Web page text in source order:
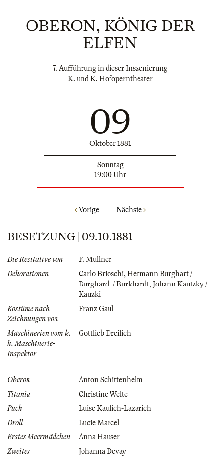
OBERON, KÖNIG DER
ELFEN
7. Aufführung in dieser Inszenierung
K. und K. Hofoperntheater
09
Oktober 1881
Sonntag
19:00 Uhr
Vorige Nächste
BESETZUNG | 09.10.1881
Die Rezitative von
F. Müllner
Dekorationen
Carlo Brioschi,Hermann Burghart /
Burghardt / Burkhardt,Johann Kautzky /
Kauzki
Kostüme nach
Zeichnungen von
Franz Gaul
Maschinerien vom k.
k. Maschinerie-
Inspektor
Gottlieb Dreilich
Oberon
Anton Schittenhelm
Titania
Christine Welte
Puck
Luise Kaulich-Lazarich
Droll
Lucie Marcel
Erstes Meermädchen
Anna Hauser
Zweites
Johanna Devay